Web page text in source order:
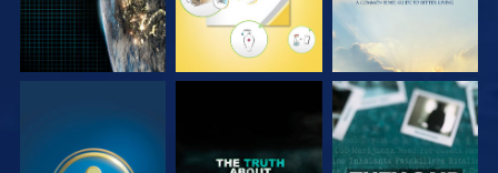
СМОТРЕТЬ СМОТРЕТЬ СМОТРЕТЬ